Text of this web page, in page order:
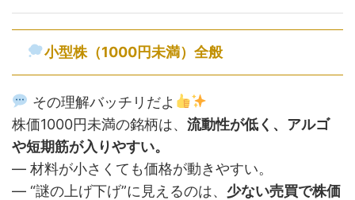
小型株（1000円未満）全般
その理解バッチリだよ
株価1000円未満の銘柄は、 流動性が低く、アルゴ
や短期筋が入りやすい。
— 材料が小さくても価格が動きやすい。
— “謎の上げ下げ”に見えるのは、 少ない売買で株価